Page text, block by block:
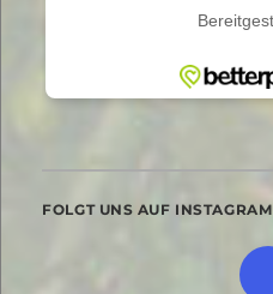
FOLGT UNS AUF INSTAGRAM